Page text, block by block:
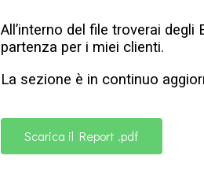
All’interno del file troverai
partenza per i miei clienti.
La sezione è in continuo
Scarica il Report .pdf